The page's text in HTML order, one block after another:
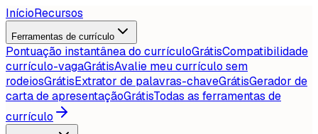
InícioRecursos
Ferramentas de currículo
Pontuação instantânea do currículoGrátisCompatibilidade
currículo-vagaGrátisAvalie meu currículo sem
rodeiosGrátisExtrator de palavras-chaveGrátisGerador de
carta de apresentaçãoGrátisTodas as ferramentas de
currículo